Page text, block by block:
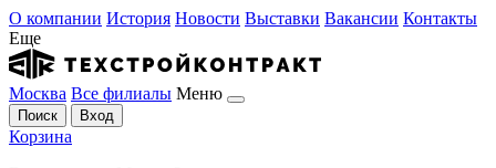
О компании История Новости Выставки Вакансии Контакты
Еще
Москва Все филиалы Меню
Поиск Вход
Корзина